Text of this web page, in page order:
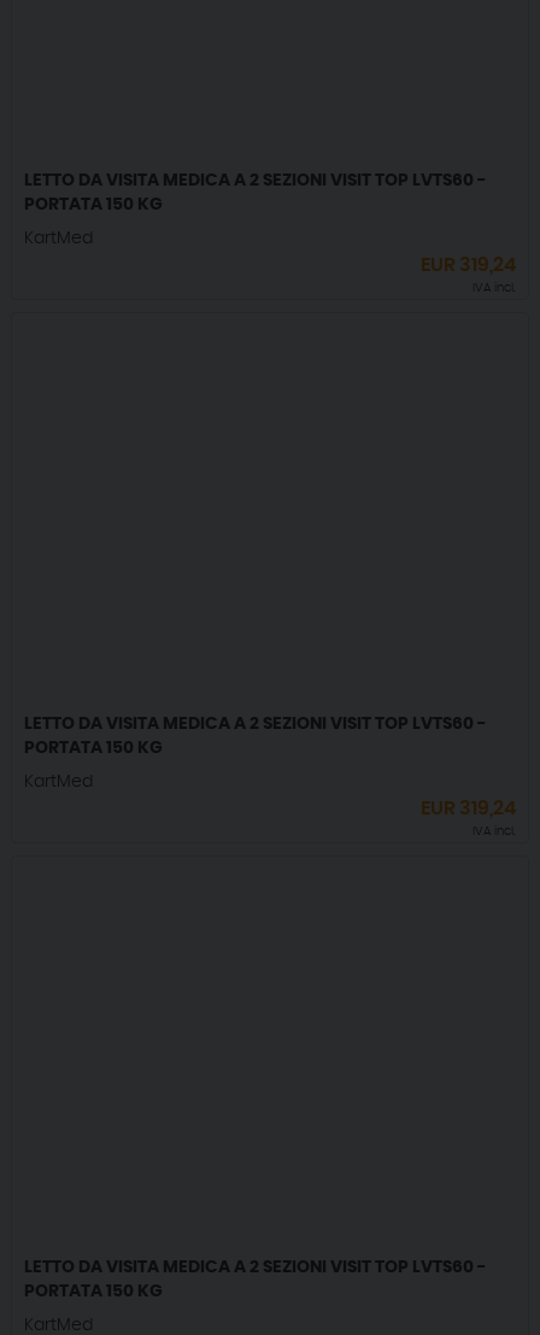
LETTO DA VISITA MEDICA A 2 SEZIONI VISIT TOP LVTS60 -
PORTATA 150 KG
KartMed
EUR 319,24
IVA incl.
LETTO DA VISITA MEDICA A 2 SEZIONI VISIT TOP LVTS60 -
PORTATA 150 KG
KartMed
EUR 319,24
IVA incl.
LETTO DA VISITA MEDICA A 2 SEZIONI VISIT TOP LVTS60 -
PORTATA 150 KG
KartMed